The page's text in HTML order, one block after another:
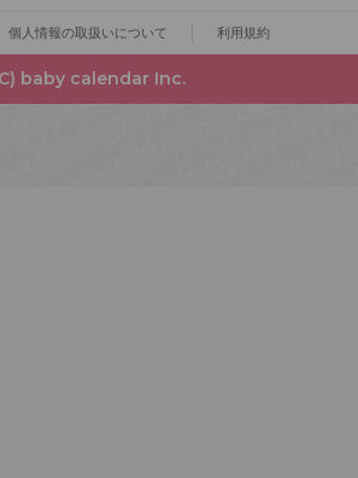
個人情報の取扱いについて 利用規約
baby calendar Inc.